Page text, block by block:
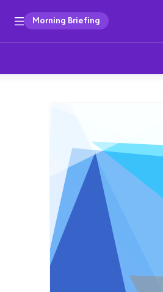
Morning Briefing